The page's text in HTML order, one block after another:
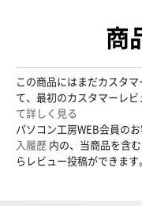
商
この商品にはまだカスタ
て、最初のカスタマーレ
て詳しく見る
パソコン工房WEB会員の
入履歴 内の、当商品を含
らレビュー投稿ができます。